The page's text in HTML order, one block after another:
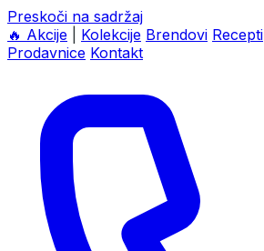
Preskoči na sadržaj
🔥 Akcije Kolekcije Brendovi Recepti
Prodavnice Kontakt